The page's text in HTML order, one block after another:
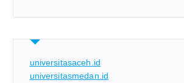
universitasaceh.id
universitasmedan.id